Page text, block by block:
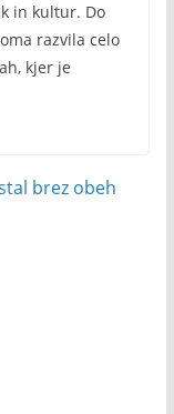
in kultur. Do
razvila celo
kjer je
brez obeh